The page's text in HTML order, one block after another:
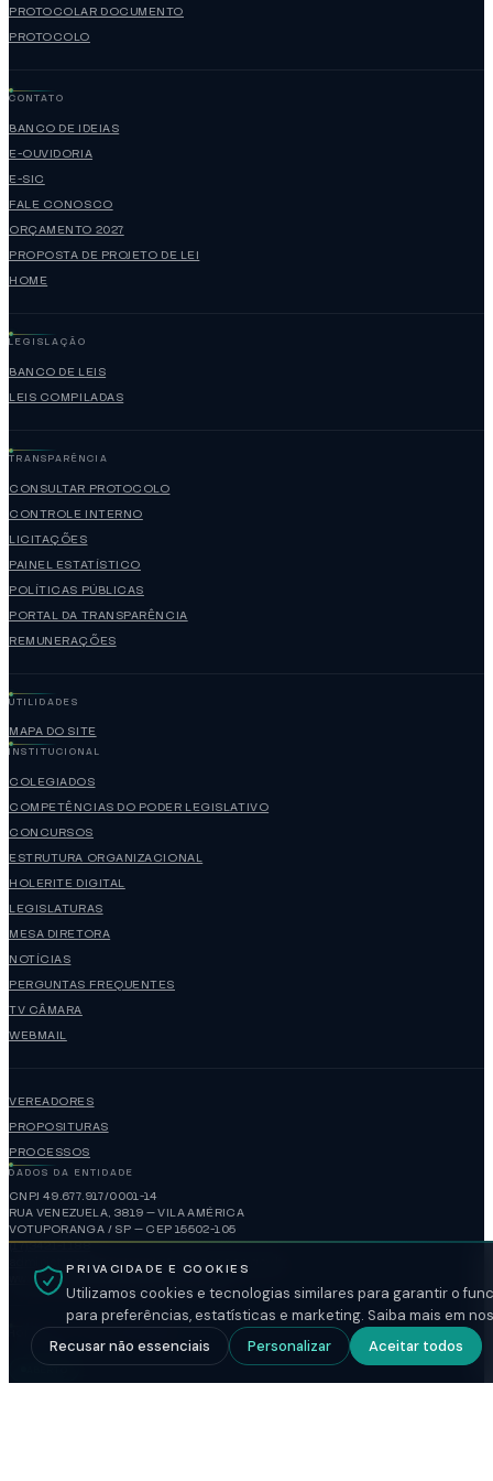
PROTOCOLAR DOCUMENTO
PROTOCOLO
CONTATO
BANCO DE IDEIAS
E-OUVIDORIA
E-SIC
FALE CONOSCO
ORÇAMENTO 2027
PROPOSTA DE PROJETO DE LEI
HOME
LEGISLAÇÃO
BANCO DE LEIS
LEIS COMPILADAS
TRANSPARÊNCIA
CONSULTAR PROTOCOLO
CONTROLE INTERNO
LICITAÇÕES
PAINEL ESTATÍSTICO
POLÍTICAS PÚBLICAS
PORTAL DA TRANSPARÊNCIA
REMUNERAÇÕES
UTILIDADES
MAPA DO SITE
INSTITUCIONAL
COLEGIADOS
COMPETÊNCIAS DO PODER LEGISLATIVO
CONCURSOS
ESTRUTURA ORGANIZACIONAL
HOLERITE DIGITAL
LEGISLATURAS
MESA DIRETORA
NOTÍCIAS
PERGUNTAS FREQUENTES
TV CÂMARA
WEBMAIL
VEREADORES
PROPOSITURAS
PROCESSOS
DADOS DA ENTIDADE
CNPJ 49.677.917/0001-14
RUA VENEZUELA, 3819 — VILA AMÉRICA
VOTUPORANGA / SP — CEP 15502-105
(17)3421-1188
administracao@camaravotuporanga.sp.gov.br
www.camaravotuporanga.sp.gov.br
HORÁRIO DE FUNCIONAMENTO
ABERTO
PRIVACIDADE E COOKIES
Utilizamos cookies e tecnologias similares para garantir o
para preferências, estatísticas e marketing. Saiba mais em
Recusar não essenciais
Personalizar Aceitar todos